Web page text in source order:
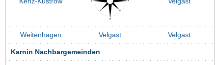
Weitenhagen Velgast Velgast
Karnin Nachbargemeinden